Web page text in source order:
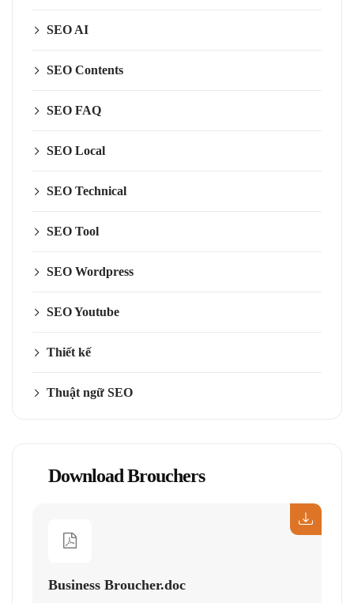
SEO AI
SEO Contents
SEO FAQ
SEO Local
SEO Technical
SEO Tool
SEO Wordpress
SEO Youtube
Thiết kế
Thuật ngữ SEO
Download Brouchers
Business Broucher.doc